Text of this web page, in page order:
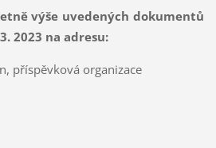
výše uvedených dokumentů
2023 na adresu:
příspěvková organizace